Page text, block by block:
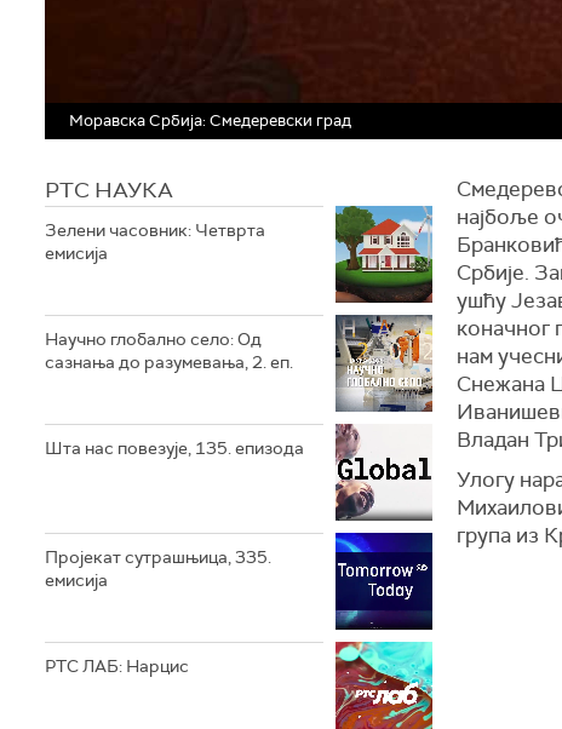
Моравска Србија: Смедеревски град
РТС НАУКА
Зелени часовник: Четврта
емисија
Научно глобално село: Од
сазнања до разумевања, 2. еп.
Шта нас повезује, 135. епизода
Пројекат сутрашњица, 335.
емисија
РТС ЛАБ: Нарцис
најбоље
Србије.
ушћу
коначног
нам
Снежана
Владан
Улогу
група из